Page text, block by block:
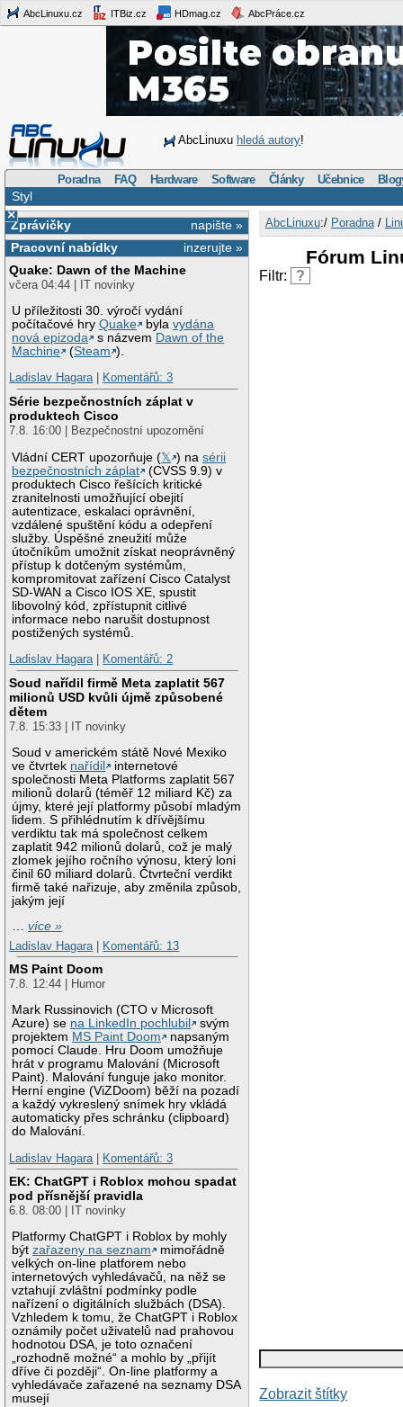
AbcLinuxu.cz ITBiz.cz HDmag.cz AbcPráce.cz
AbcLinuxu hledá autory!
Poradna FAQ Hardware Software Články Učebnice
Styl
×
napište »
Zprávičky
inzerujte »
Pracovní nabídky
Quake: Dawn of the Machine
včera 04:44 | IT novinky
U příležitosti 30. výročí vydání
počítačové hryQuake bylavydána
nová epizoda
s názvem Dawn of the
Machine
(Steam ).
Ladislav Hagara| Komentářů: 3
Série bezpečnostních záplat v
produktech Cisco
7.8. 16:00 | Bezpečnostní upozornění
Vládní CERT upozorňuje (𝕏 ) nasérii
bezpečnostních záplat
(CVSS 9.9) v
produktech Cisco řešících kritické
zranitelnosti umožňující obejití
autentizace, eskalaci oprávnění,
vzdálené spuštění kódu a odepření
služby. Úspěšné zneužití může
útočníkům umožnit získat neoprávněný
přístup k dotčeným systémům,
kompromitovat zařízení Cisco Catalyst
SD-WAN a Cisco IOS XE, spustit
libovolný kód, zpřístupnit citlivé
informace nebo narušit dostupnost
postižených systémů.
Ladislav Hagara| Komentářů: 2
Soud nařídil firmě Meta zaplatit 567
milionů USD kvůli újmě způsobené
dětem
7.8. 15:33 | IT novinky
Soud v americkém státě Nové Mexiko
ve čtvrtek nařídil
internetové
společnosti Meta Platforms zaplatit 567
milionů dolarů (téměř 12 miliard Kč) za
újmy, které její platformy působí mladým
lidem. S přihlédnutím k dřívějšímu
verdiktu tak má společnost celkem
zaplatit 942 milionů dolarů, což je malý
zlomek jejího ročního výnosu, který loni
činil 60 miliard dolarů. Čtvrteční verdikt
firmě také nařizuje, aby změnila způsob,
jakým její
…více »
Ladislav Hagara
Komentářů: 13
MS Paint Doom
7.8. 12:44 | Humor
Mark Russinovich (CTO v Microsoft
Azure) se na LinkedIn pochlubil
svým
projektem MS Paint Doom
napsaným
pomocí Claude. Hru Doom umožňuje
hrát v programu Malování (Microsoft
Paint). Malování funguje jako monitor.
Herní engine (ViZDoom) běží na pozadí
a každý vykreslený snímek hry vkládá
automaticky přes schránku (clipboard)
do Malování.
Ladislav Hagara
Komentářů: 3
EK: ChatGPT i Roblox mohou spadat
pod přísnější pravidla
6.8. 08:00 | IT novinky
Platformy ChatGPT i Roblox by mohly
býtzařazeny na seznam
mimořádně
velkých on-line platforem nebo
internetových vyhledávačů, na něž se
vztahují zvláštní podmínky podle
nařízení o digitálních službách (DSA).
Vzhledem k tomu, že ChatGPT i Roblox
oznámily počet uživatelů nad prahovou
hodnotou DSA, je toto označení
„rozhodně možné“ a mohlo by „přijít
dříve či později“. On-line platformy a
vyhledávače zařazené na seznamy DSA
musejí
AbcLinuxu:/ Poradna/
Fórum
Filtr: ?
Zobrazit štítky